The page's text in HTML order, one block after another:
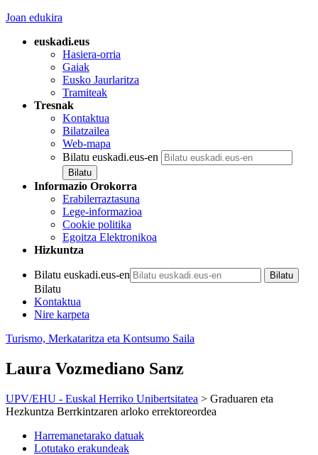
Joan edukira
euskadi.eus
Hasiera-orria
Gaiak
Eusko Jaurlaritza
Tramiteak
Tresnak
Kontaktua
Bilatzailea
Web-mapa
Bilatu euskadi.eus-en
Informazio Orokorra
Erabilerraztasuna
Lege-informazioa
Cookie politika
Egoitza Elektronikoa
Hizkuntza
Bilatu euskadi.eus-en
Bilatu
Kontaktua
Nire karpeta
Turismo, Merkataritza eta Kontsumo Saila
Laura Vozmediano Sanz
UPV/EHU - Euskal Herriko Unibertsitatea > Graduaren eta
Hezkuntza Berrkintzaren arloko errektoreordea
Harremanetarako datuak
Lotutako erakundeak